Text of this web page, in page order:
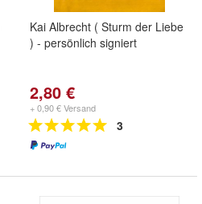
Kai Albrecht ( Sturm der Liebe
) - persönlich signiert
2,80 €
+ 0,90 € Versand
3